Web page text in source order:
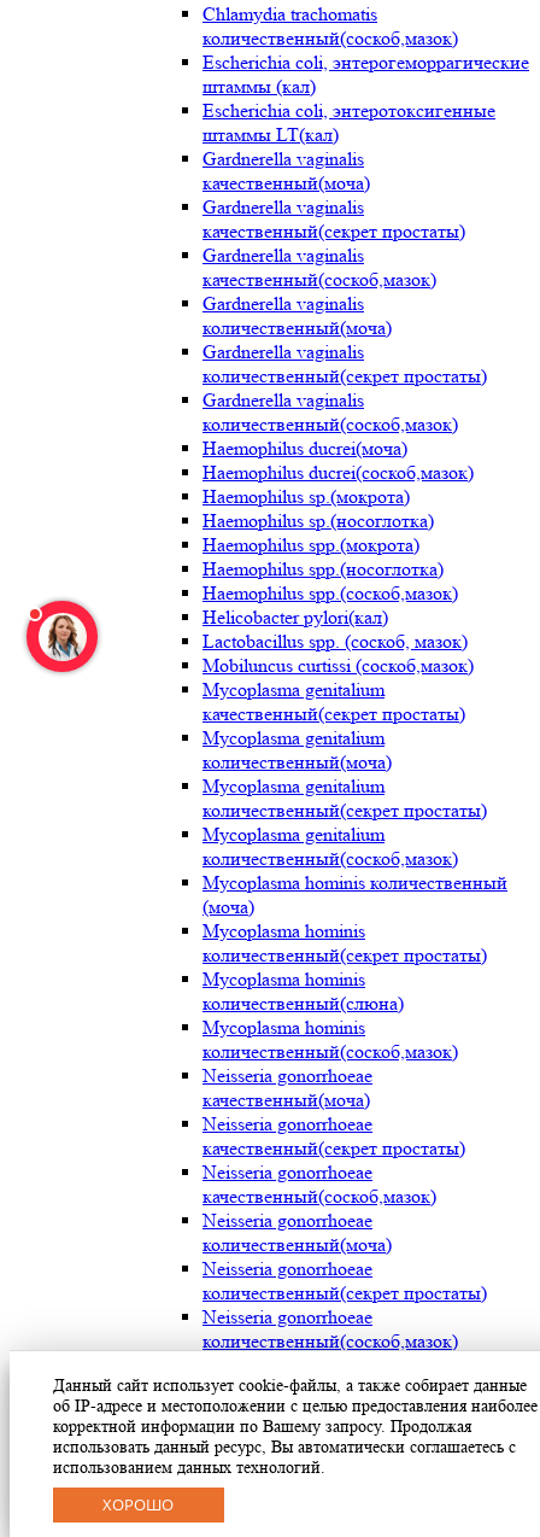
Chlamydia trachomatis
количественный(соскоб,мазок)
Escherichia coli, энтерогеморрагические
штаммы (кал)
Escherichia coli, энтеротоксигенные
штаммы LT(кал)
Gardnerella vaginalis
качественный(моча)
Gardnerella vaginalis
качественный(секрет простаты)
Gardnerella vaginalis
качественный(соскоб,мазок)
Gardnerella vaginalis
количественный(моча)
Gardnerella vaginalis
количественный(секрет простаты)
Gardnerella vaginalis
количественный(соскоб,мазок)
Haemophilus ducrei(моча)
Haemophilus ducrei(соскоб,мазок)
Haemophilus sp.(мокрота)
Haemophilus sp.(носоглотка)
Haemophilus spp.(мокрота)
Haemophilus spp.(носоглотка)
Haemophilus spp.(соскоб,мазок)
Helicobacter pylori(кал)
Lactobacillus spp. (соскоб, мазок)
Mobiluncus curtissi (соскоб,мазок)
Mycoplasma genitalium
качественный(секрет простаты)
Mycoplasma genitalium
количественный(моча)
Mycoplasma genitalium
количественный(секрет простаты)
Mycoplasma genitalium
количественный(соскоб,мазок)
Mycoplasma hominis количественный
(моча)
Mycoplasma hominis
количественный(секрет простаты)
Mycoplasma hominis
количественный(слюна)
Mycoplasma hominis
количественный(соскоб,мазок)
Neisseria gonorrhoeae
качественный(моча)
Neisseria gonorrhoeae
качественный(секрет простаты)
Neisseria gonorrhoeae
качественный(соскоб,мазок)
Neisseria gonorrhoeae
количественный(моча)
Neisseria gonorrhoeae
количественный(секрет простаты)
Neisseria gonorrhoeae
количественный(соскоб,мазок)
Streptococcus pyogenes (носоглотка)
Streptococcus pyogenes(мазок с раневой
поверхности)
Treponema pallidum(моча)
Treponema pallidum(секрет простаты)
Данный сайт использует cookie-файлы, а также собирает данные
об IP-адресе и местоположении с целью предоставления наиболее
корректной информации по Вашему запросу. Продолжая
использовать данный ресурс, Вы автоматически соглашаетесь с
использованием данных технологий.
ХОРОШО